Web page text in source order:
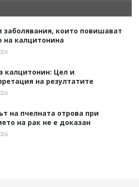
заболявания, които повишават
на калцитонина
калцитонин: Цел и
на резултатите
на пчелната отрова при
на рак не е доказан